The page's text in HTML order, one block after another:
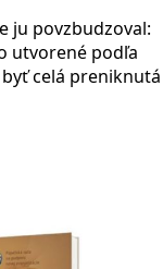
ju povzbudzoval:
utvorené podľa
celá preniknutá